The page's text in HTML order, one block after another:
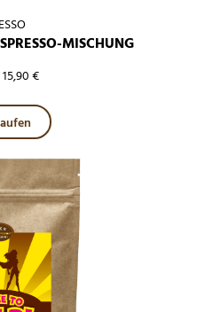
MISCHUNG
15,90€
Dieses Produkt weist